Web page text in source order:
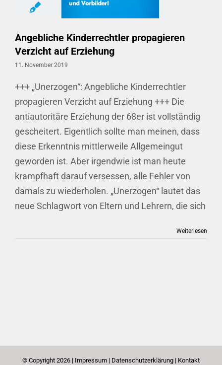
Angebliche Kinderrechtler propagieren
Verzicht auf Erziehung
11. November 2019
+++ „Unerzogen“: Angebliche Kinderrechtler
propagieren Verzicht auf Erziehung +++ Die
antiautoritäre Erziehung der 68er ist vollständig
gescheitert. Eigentlich sollte man meinen, dass
diese Erkenntnis mittlerweile Allgemeingut
geworden ist. Aber irgendwie ist man heute
krampfhaft darauf versessen, alle Fehler von
damals zu wiederholen. „Unerzogen“ lautet das
neue Schlagwort von Eltern und Lehrern, die sich
Weiterlesen
© Copyright 2026 | Impressum | Datenschutzerklärung | Kontakt